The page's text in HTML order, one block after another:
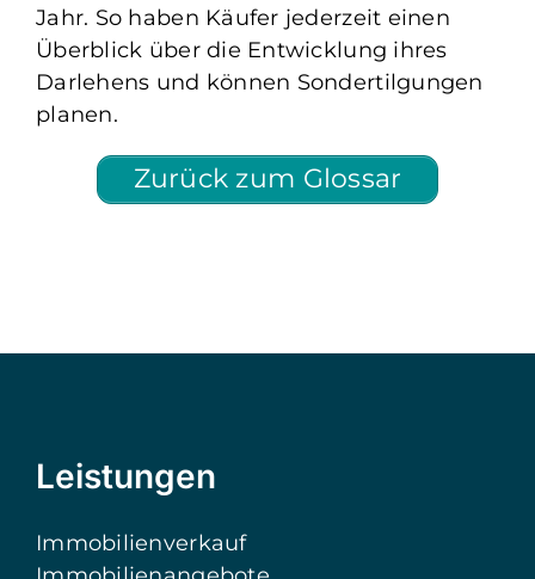
Jahr. So haben Käufer jederzeit einen
Überblick über die Entwicklung ihres
Darlehens und können Sondertilgungen
planen.
Zurück zum Glossar
Leistungen
Immobilienverkauf